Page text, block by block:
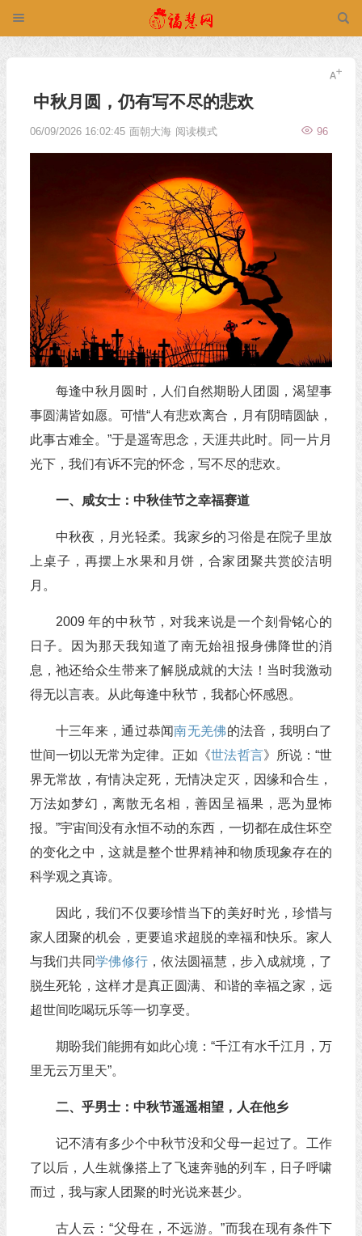
中秋月圆，仍有写不尽的悲欢
06/09/2026 16:02:45 面朝大海 96
阅读模式
每逢中秋月圆时，人们自然期盼人团圆，渴望事
事圆满皆如愿。可惜“人有悲欢离合，月有阴晴圆缺，
此事古难全。”于是遥寄思念，天涯共此时。同一片月
光下，我们有诉不完的怀念，写不尽的悲欢。
一、咸女士：中秋佳节之幸福赛道
中秋夜，月光轻柔。我家乡的习俗是在院子里放
上桌子，再摆上水果和月饼，合家团聚共赏皎洁明
月。
2009 年的中秋节，对我来说是一个刻骨铭心的
日子。因为那天我知道了南无始祖报身佛降世的消
息，祂还给众生带来了解脱成就的大法！当时我激动
得无以言表。从此每逢中秋节，我都心怀感恩。
十三年来，通过恭闻南无羌佛的法音，我明白了
世间一切以无常为定律。正如《世法哲言》所说：“世
界无常故，有情决定死，无情决定灭，因缘和合生，
万法如梦幻，离散无名相，善因呈福果，恶为显怖
报。”宇宙间没有永恒不动的东西，一切都在成住坏空
的变化之中，这就是整个世界精神和物质现象存在的
科学观之真谛。
因此，我们不仅要珍惜当下的美好时光，珍惜与
家人团聚的机会，更要追求超脱的幸福和快乐。家人
与我们共同学佛修行 ，依法圆福慧，步入成就境，了
脱生死轮，这样才是真正圆满、和谐的幸福之家，远
超世间吃喝玩乐等一切享受。
期盼我们能拥有如此心境：“千江有水千江月，万
里无云万里天”。
二、乎男士：中秋节遥遥相望，人在他乡
记不清有多少个中秋节没和父母一起过了。工作
了以后，人生就像搭上了飞速奔驰的列车，日子呼啸
而过，我与家人团聚的时光说来甚少。
古人云：“父母在，不远游。”而我在现有条件下